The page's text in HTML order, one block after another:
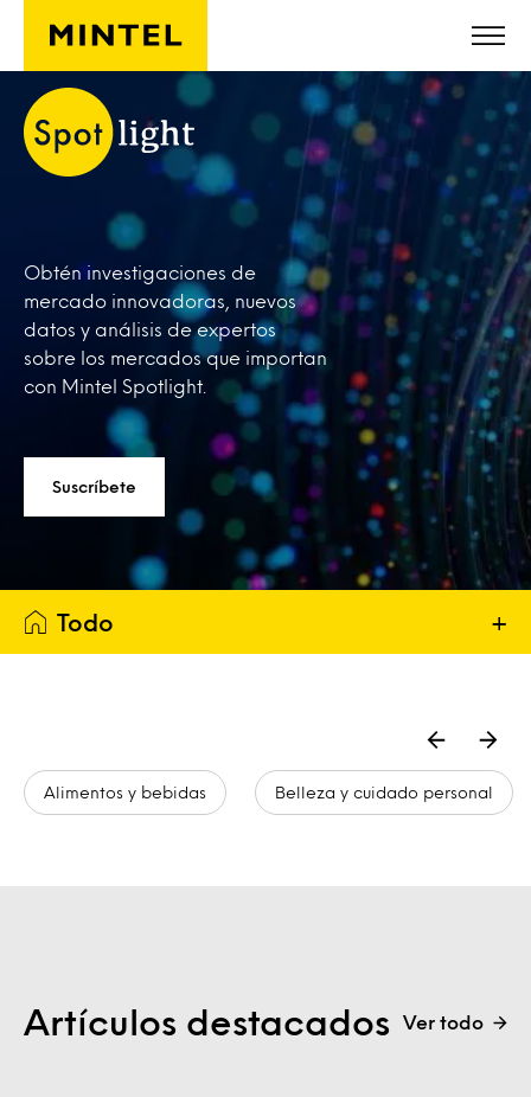
Saltar al contenido principal
Obtén investigaciones de
mercado innovadoras, nuevos
datos y análisis de expertos
sobre los mercados que importan
con Mintel Spotlight.
Suscríbete
Todo +
Alimentos y bebidas Belleza y cuidado personal
Artículos destacados Ver todo